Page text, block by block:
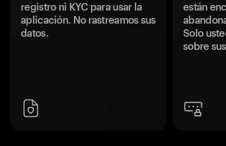
registro ni KYC para usar la
aplicación. No rastreamos sus
datos.
están
Solo
sobre